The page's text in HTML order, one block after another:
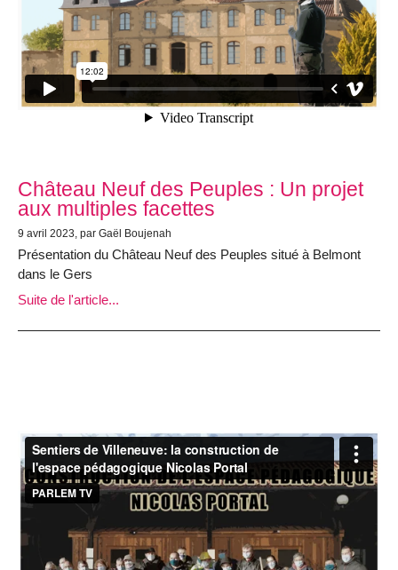
Château Neuf des Peuples : Un projet
aux multiples facettes
9 avril 2023, par Gaël Boujenah
Présentation du Château Neuf des Peuples situé à Belmont
dans le Gers
Suite de l'article...